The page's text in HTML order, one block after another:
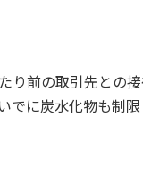
り前の取引先との
でに炭水化物も制